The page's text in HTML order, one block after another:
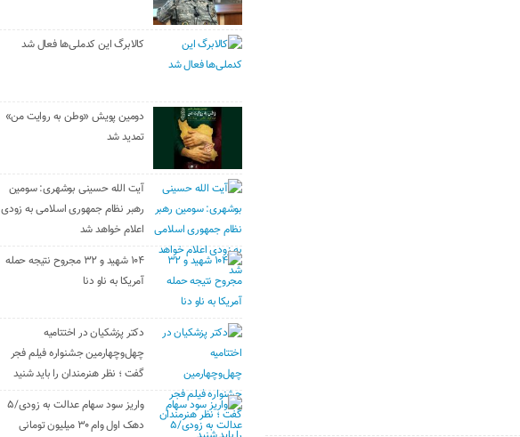
کالابرگ این کدملی‌ها فعال شد
دومین پویش «وطن به روایت من»
تمدید شد
آیت الله حسینی بوشهری: سومین
رهبر نظام جمهوری اسلامی به زودی
اعلام خواهد شد
۱۰۴ شهید و ۳۲ مجروح نتیجه حمله
آمریکا به ناو دنا
دکتر پزشکیان در اختتامیه
چهل‌وچهارمین جشنواره فیلم فجر
گفت ؛ نظر هنرمندان را باید شنید
واریز سود سهام عدالت به زودی/۵
دهک اول وام ۳۰ میلیون تومانی